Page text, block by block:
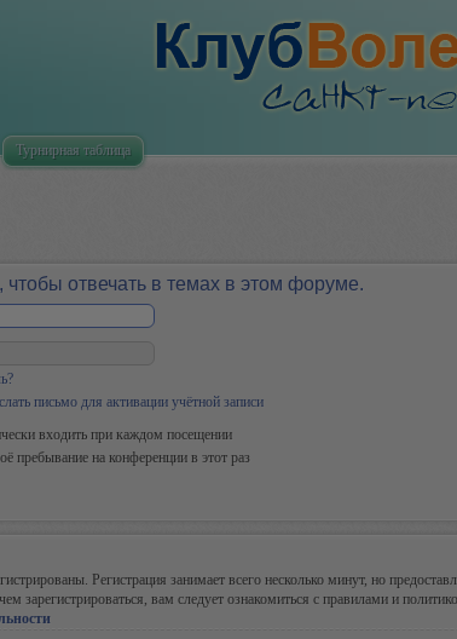
Турнирная таблица
отвечать в темах в этом форуме.
письмо для активации учётной записи
входить при каждом посещении
пребывание на конференции в этот раз
Регистрация занимает всего несколько минут, но
зарегистрироваться, вам следует ознакомиться с правилами и